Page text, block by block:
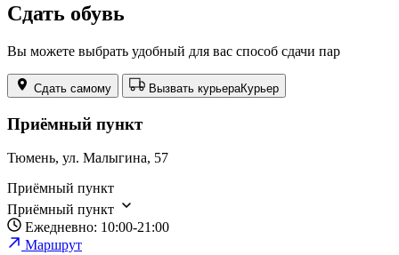
Сдать обувь
Вы можете выбрать удобный для вас способ сдачи пар
Сдать самому Вызвать курьераКурьер
Приёмный пункт
Тюмень, ул. Малыгина, 57
Приёмный пункт
Приёмный пункт
Ежедневно: 10:00-21:00
Маршрут